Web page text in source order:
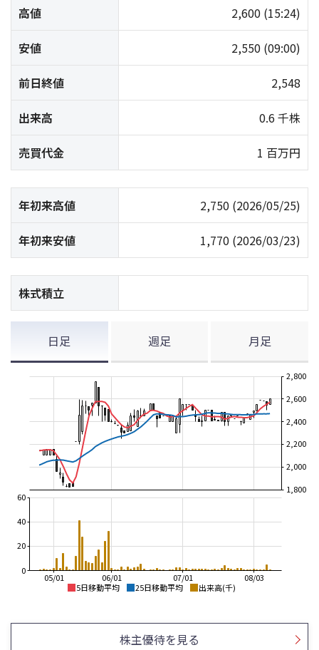
高値 2,600 (15:24)
安値 2,550 (09:00)
前日終値 2,548
出来高 0.6 千株
売買代金 1 百万円
年初来高値 2,750 (2026/05/25)
年初来安値 1,770 (2026/03/23)
株式積立
日足 週足 月足
5日移動平均 25日移動平均 出来高(千)
08/03
07/01
06/01
05/01
1,800
2,000
2,200
2,400
2,600
2,800
0
20
40
60
2,500
5,000
6,000
株主優待を見る